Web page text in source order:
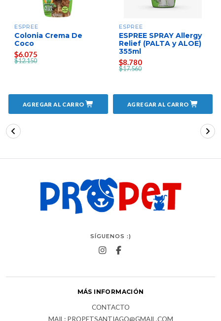
ESPREE
Colonia Crema De
Coco
$6.075
$12.150
AGREGAR AL CARRO
ESPREE
ESPREE SPRAY Allergy
Relief (PALTA y ALOE)
355ml
$8.780
$17.560
AGREGAR AL CARRO
SÍGUENOS :)
MÁS INFORMACIÓN
CONTACTO
MAIL: PROPETSANTIAGO@GMAIL.COM